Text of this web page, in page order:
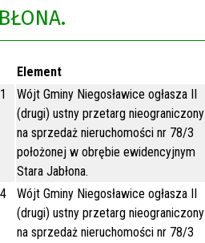
Element
Wójt Gminy Niegosławice ogłasza II
(drugi) ustny przetarg nieograniczony
na sprzedaż nieruchomości nr 78/3
położonej w obrębie ewidencyjnym
Stara Jabłona.
Wójt Gminy Niegosławice ogłasza II
(drugi) ustny przetarg nieograniczony
na sprzedaż nieruchomości nr 78/3